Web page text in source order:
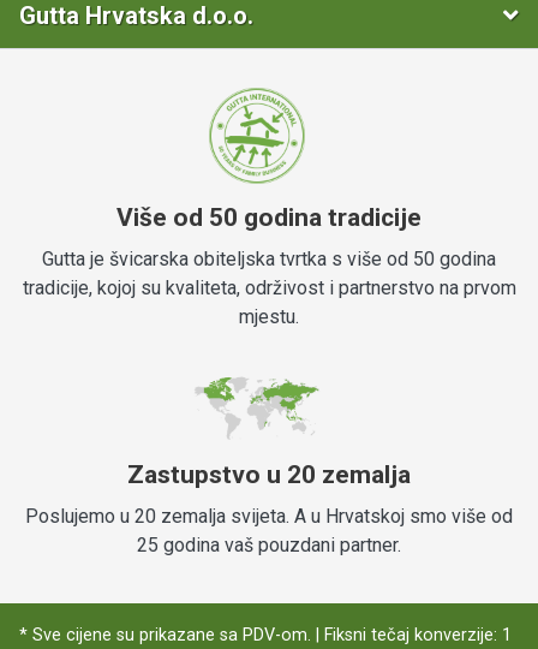
Gutta Hrvatska d.o.o.
Više od 50 godina tradicije
Gutta je švicarska obiteljska tvrtka s više od 50 godina
tradicije, kojoj su kvaliteta, održivost i partnerstvo na prvom
mjestu.
Zastupstvo u 20 zemalja
Poslujemo u 20 zemalja svijeta. A u Hrvatskoj smo više od
25 godina vaš pouzdani partner.
* Sve cijene su prikazane sa PDV-om. | Fiksni tečaj konverzije: 1